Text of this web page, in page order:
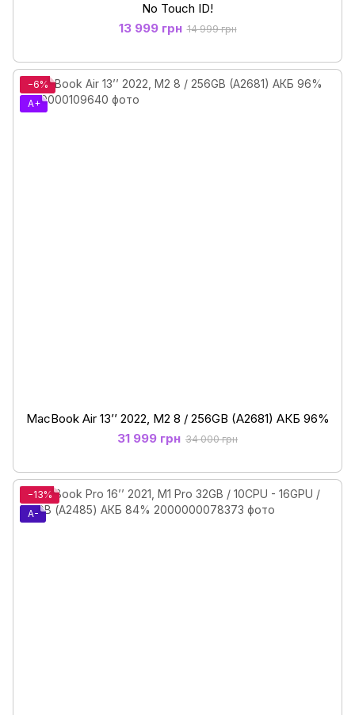
No Touch ID!
13 999 грн 14 999 грн
−6%
A+
MacBook Air 13’’ 2022, М2 8 / 256GB (A2681) АКБ 96%
31 999 грн 34 000 грн
−13%
A-